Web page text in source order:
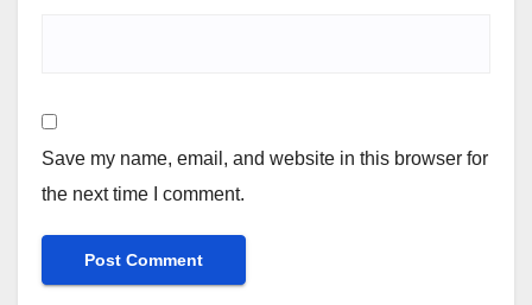
Save my name, email, and website in this browser for
the next time I comment.